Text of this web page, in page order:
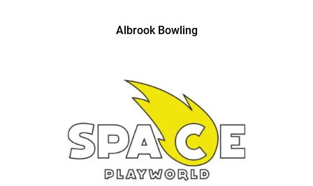
Albrook Bowling